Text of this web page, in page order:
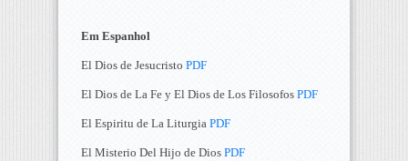
Em Espanhol
El Dios de Jesucristo PDF
El Dios de La Fe y El Dios de Los Filosofos PDF
El Espiritu de La Liturgia PDF
El Misterio Del Hijo de Dios PDF